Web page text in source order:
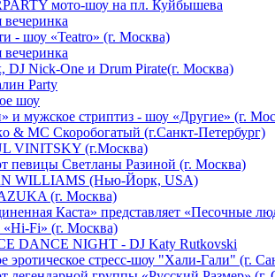
мото-шоу на пл. Куйбышева
- шоу «Teatro» (г. Москва)
DJ Nick-One и Drum Pirate(г. Москва)
Party
шоу
и мужское стриптиз - шоу «Другие» (г.
& МС Скоробогатый (г.Санкт-Петербург)
VINITSKY (г.Москва)
певицы Светланы Разиной (г. Москва)
WILLIAMS (Нью-Йорк, USA)
(г. Москва)
Каста» представляет «Песочные
«Hi-Fi» (г. Москва)
DANCE NIGHT - DJ Katy Rutkovski
эротическое стресс-шоу "Хали-Гали" (г.